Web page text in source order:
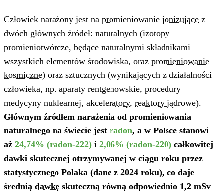
Człowiek narażony jest na promieniowanie jonizujące z
dwóch głównych źródeł: naturalnych (izotopy
promieniotwórcze, będące naturalnymi składnikami
wszystkich elementów środowiska, oraz promieniowanie
kosmiczne) oraz sztucznych (wynikających z działalności
człowieka, np. aparaty rentgenowskie, procedury
medycyny nuklearnej, akceleratory, reaktory jądrowe).
Głównym źródłem narażenia od promieniowania
naturalnego na świecie jest radon, a w Polsce stanowi
aż 24,74% (radon-222) i 2,06% (radon-220) całkowitej
dawki skutecznej otrzymywanej w ciągu roku przez
statystycznego Polaka (dane z 2024 roku), co daje
średnią dawkę skuteczną równą odpowiednio 1,2 mSv